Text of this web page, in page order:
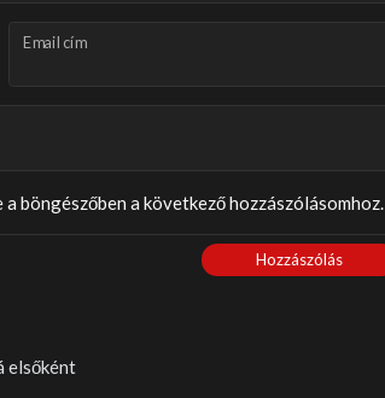
Email cím
böngészőben a következő hozzászólásomhoz.
Hozzászólás
elsőként